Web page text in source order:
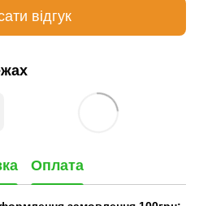
відгук
Оплата